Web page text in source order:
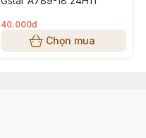
40.000đ
Chọn mua